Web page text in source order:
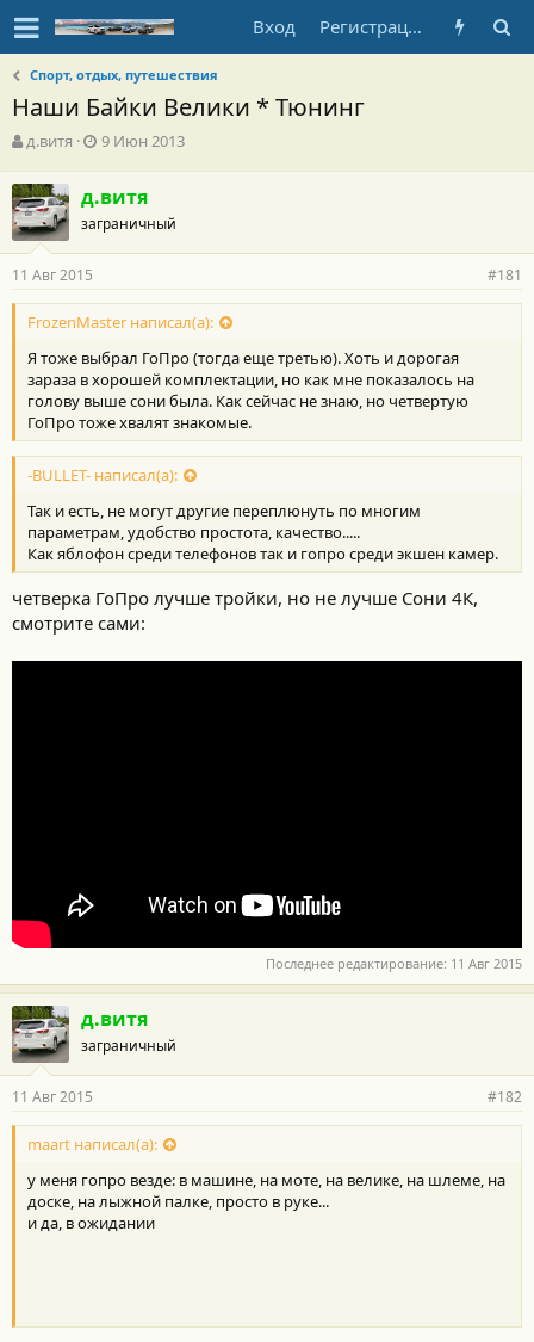
Вход Регистрация
Спорт, отдых, путешествия
Наши Байки Велики * Тюнинг
А
т
о
р
т
е
м
ы
д.витя
Д
а
н
а
л
а
9 Июн 2013
д.витя
заграничный
11 Авг 2015 #181
FrozenMaster написал(а):
Я тоже выбрал ГоПро (тогда еще третью). Хоть и дорогая
зараза в хорошей комплектации, но как мне показалось на
голову выше сони была. Как сейчас не знаю, но четвертую
ГоПро тоже хвалят знакомые.
-BULLET- написал(а):
Так и есть, не могут другие переплюнуть по многим
параметрам, удобство простота, качество.....
Как яблофон среди телефонов так и гопро среди экшен камер.
четверка ГоПро лучше тройки, но не лучше Сони 4К,
смотрите сами:
Последнее редактирование: 11 Авг 2015
д.витя
заграничный
11 Авг 2015 #182
maart написал(а):
у меня гопро везде: в машине, на моте, на велике, на шлеме, на
доске, на лыжной палке, просто в руке...
и да, в ожидании